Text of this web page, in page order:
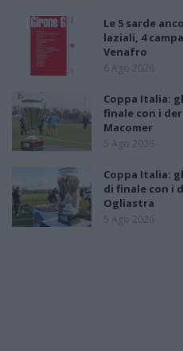
Le 5 sarde
laziali, 4
Venafro
6 Ago 2026
Coppa Italia:
finale con i
Macomer
5 Ago 2026
Coppa Italia:
di finale con i
Ogliastra
5 Ago 2026